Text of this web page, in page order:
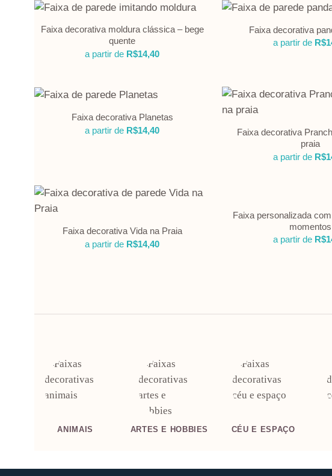
Faixa decorativa moldura clássica – bege
quente
a partir de R$14,40
Faixa decorativa
a partir de R$
Faixa decorativa Planetas
a partir de R$14,40
Faixa decorativa
praia
a partir de R$
Faixa decorativa Vida na Praia
a partir de R$14,40
Faixa personalizada
momentos
a partir de R$
ANIMAIS ARTES E HOBBIES CÉU E ESPAÇO